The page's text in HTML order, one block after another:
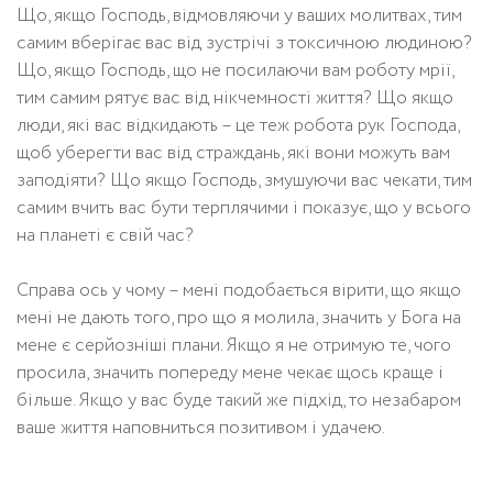
Що, якщо Господь, відмовляючи у ваших молитвах, тим
самим вберігає вас від зустрічі з токсичною людиною?
Що, якщо Господь, що не посилаючи вам роботу мрії,
тим самим рятує вас від нікчемності життя? Що якщо
люди, які вас відкидають – це теж робота рук Господа,
щоб уберегти вас від страждань, які вони можуть вам
заподіяти? Що якщо Господь, змушуючи вас чекати, тим
самим вчить вас бути терплячими і показує, що у всього
на планеті є свій час?
Справа ось у чому – мені подобається вірити, що якщо
мені не дають того, про що я молила, значить у Бога на
мене є серйозніші плани. Якщо я не отримую те, чого
просила, значить попереду мене чекає щось краще і
більше. Якщо у вас буде такий же підхід, то незабаром
ваше життя наповниться позитивом і удачею.